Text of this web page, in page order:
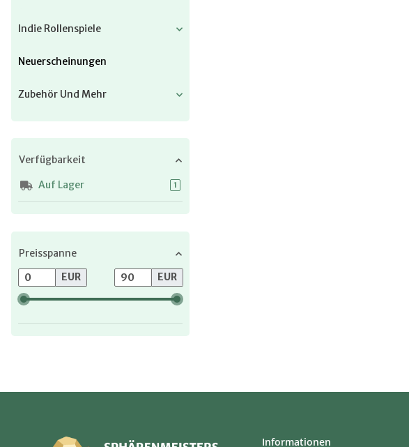
Indie Rollenspiele
Neuerscheinungen
Zubehör Und Mehr
Verfügbarkeit
Auf Lager
1Artikel gefunden
Preisspanne
EUR
EUR
Informationen